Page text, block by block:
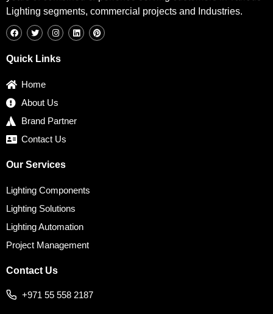
Lighting segments, commercial projects and Industries.
a
c
o
w
i
t
e
n
s
g
i
n
i
n
Quick Links
Home
About Us
Brand Partner
Contact Us
Our Services
Lighting Components
Lighting Solutions
Lighting Automation
Project Management
Contact Us
+971 55 558 2187